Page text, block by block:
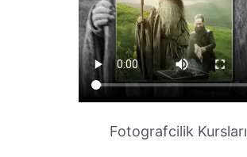
Fotografcilik Kursları